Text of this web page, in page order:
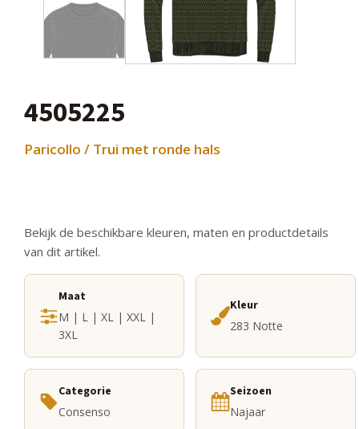
4505225
Paricollo / Trui met ronde hals
Bekijk de beschikbare kleuren, maten en productdetails
van dit artikel.
Maat
M | L | XL | XXL |
3XL
Kleur
283 Notte
Categorie
Consenso
Seizoen
Najaar